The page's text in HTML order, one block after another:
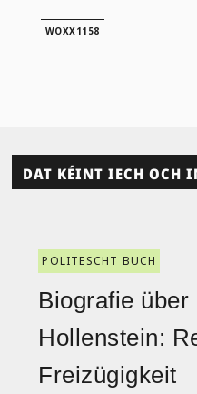
WOXX1158
DAT KÉINT IECH OCH
POLITESCHT BUCH
Biografie über
Hollenstein:
Freizügigkeit